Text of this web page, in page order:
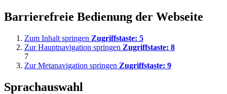
Barrierefreie Bedienung der Webseite
Zum Inhalt springen Zugriffstaste: 5
Zur Hauptnavigation springen Zugriffstaste: 8
7
Zur Metanavigation springen Zugriffstaste: 9
Sprachauswahl